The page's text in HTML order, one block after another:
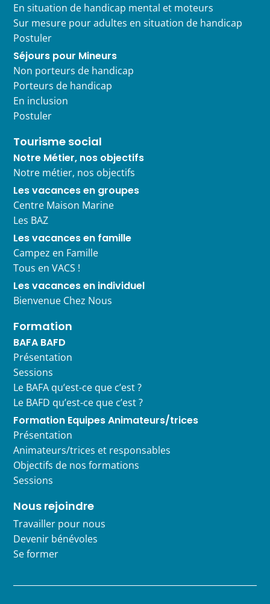
En situation de handicap mental et moteurs
Sur mesure pour adultes en situation de handicap
Postuler
Séjours pour Mineurs
Non porteurs de handicap
Porteurs de handicap
En inclusion
Postuler
Tourisme social
Notre Métier, nos objectifs
Notre métier, nos objectifs
Les vacances en groupes
Centre Maison Marine
Les BAZ
Les vacances en famille
Campez en Famille
Tous en VACS !
Les vacances en individuel
Bienvenue Chez Nous
Formation
BAFA BAFD
Présentation
Sessions
Le BAFA qu’est-ce que c’est ?
Le BAFD qu’est-ce que c’est ?
Formation Equipes Animateurs/trices
Présentation
Animateurs/trices et responsables
Objectifs de nos formations
Sessions
Nous rejoindre
Travailler pour nous
Devenir bénévoles
Se former